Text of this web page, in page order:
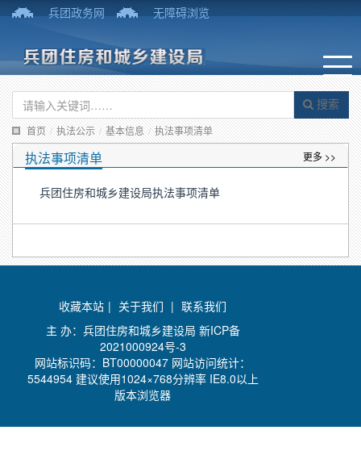
兵团政务网 无障碍浏览
搜索
首页 / 执法公示 / 基本信息 / 执法事项清单
执法事项清单 更多 >>
兵团住房和城乡建设局执法事项清单
收藏本站 | 关于我们 | 联系我们
主 办：兵团住房和城乡建设局 新ICP备
2021000924号-3
网站标识码：BT00000047 网站访问统计：
5544954 建议使用1024×768分辨率 IE8.0以上
版本浏览器